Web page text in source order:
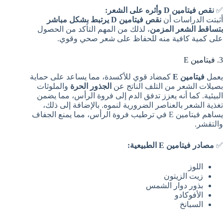
✅ نقص فيتامين D وأثره على الشعر:
أثبتت الدراسات أن
نقص فيتامين D يرتبط بشكل مباشر
بتساقط الشعر المزمن، لذلك من المهم التأكد من الحصول
على كمية كافية منه للحفاظ على شعر صحي وقوي.
3. فيتامين E
يعمل فيتامين E
كمضاد قوي للأكسدة، مما يساعد على حماية
بصيلات الشعر من التلف الناتج عن الجذور الحرة والملوثات
البيئية. كما أنه يعزز تدفق الدم إلى فروة الرأس، مما يضمن
تغذية الشعر بالعناصر الضرورية لنموه. بالإضافة إلى ذلك،
يساهم فيتامين E في ترطيب فروة الرأس، مما يمنع الجفاف
والتقشر.
✅ مصادر فيتامين E الطبيعية:
اللوز
زيت الزيتون
بذور دوار الشمس
الأفوكادو
السبانخ